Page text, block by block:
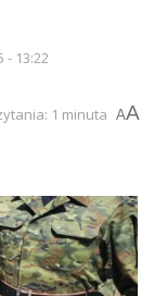
- 13:22
1 minuta
AA